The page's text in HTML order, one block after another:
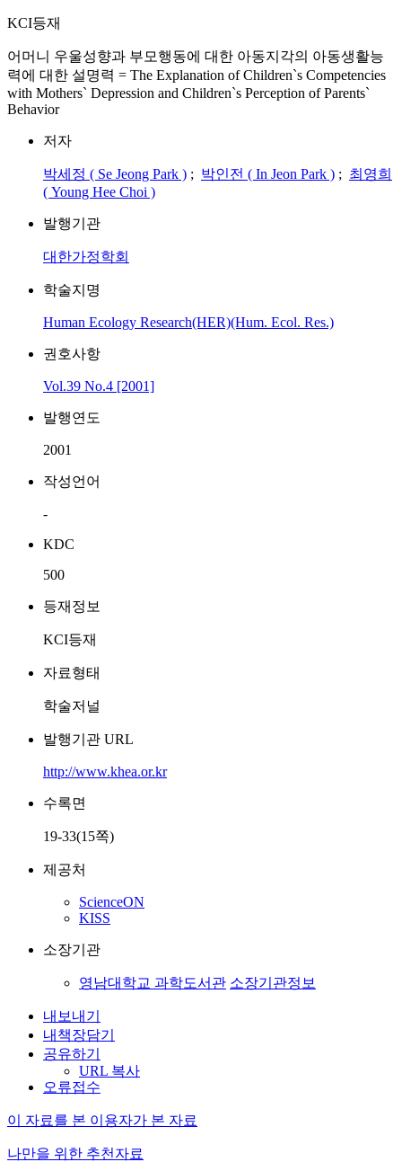
KCI등재
어머니 우울성향과 부모행동에 대한 아동지각의 아동생활능
력에 대한 설명력 = The Explanation of Children`s Competencies
with Mothers` Depression and Children`s Perception of Parents`
Behavior
저자
박세정 ( Se Jeong Park ) ; 박인전 ( In Jeon Park ) ; 최영희
( Young Hee Choi )
발행기관
대한가정학회
학술지명
Human Ecology Research(HER)(Hum. Ecol. Res.)
권호사항
Vol.39 No.4 [2001]
발행연도
2001
작성언어
-
KDC
500
등재정보
KCI등재
자료형태
학술저널
발행기관 URL
http://www.khea.or.kr
수록면
19-33(15쪽)
제공처
ScienceON
KISS
소장기관
영남대학교 과학도서관 소장기관정보
내보내기
내책장담기
공유하기
URL 복사
오류접수
이 자료를 본 이용자가 본 자료
나만을 위한 추천자료